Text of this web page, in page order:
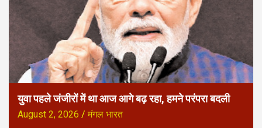
युवा पहले जंजीरों में था आज आगे बढ़ रहा, हमने परंपरा बदली
August 2, 2026 मंगल भारत